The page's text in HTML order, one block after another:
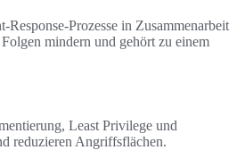
Prozesse in Zusammenarbeit
mindern und gehört zu einem
Least Privilege und
reduzieren Angriffsflächen.